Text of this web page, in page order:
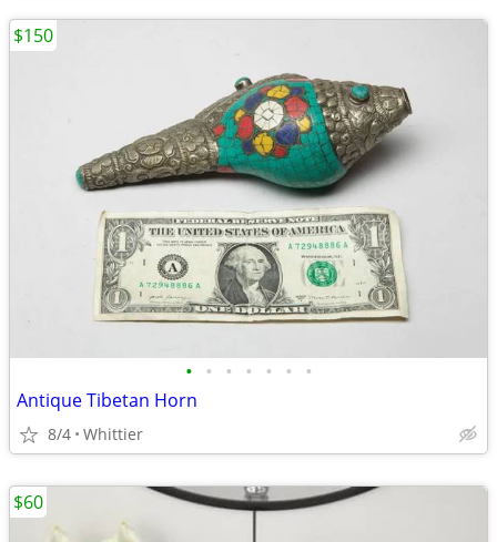
• • • • • • •
Antique Tibetan Horn
8/4 Whittier
$150
$60